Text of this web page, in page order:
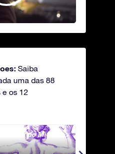
Saiba
uma das 88
os 12
do Mito